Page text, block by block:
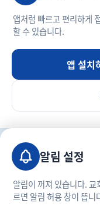
앱처럼 빠르고 편리하게
할 수 있습니다.
앱 설치
알림 설정
알림이 꺼져 있습니다.
르면 알림 허용 창이 뜹니